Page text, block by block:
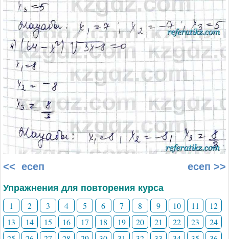
<< есеп есеп >>
Упражнения для повторения курса
1 2 3 4 5 6 7 8 9 10 11
12
13
14 15 16 17 18 19 20 21 22 23
24